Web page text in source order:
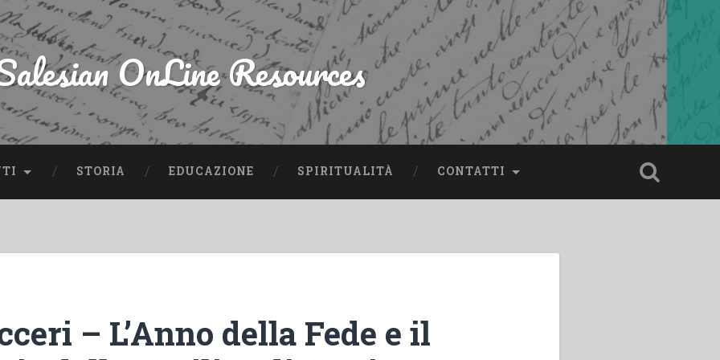
OnLine Resources
STORIA EDUCAZIONE SPIRITUALITÀ CONTATTI
– L’Anno della Fede e il